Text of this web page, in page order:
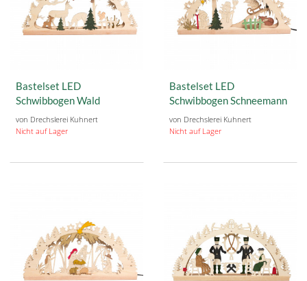
Bastelset LED
Schwibbogen Wald
von Drechslerei Kuhnert
Nicht auf Lager
Bastelset LED
Schwibbogen Schneemann
von Drechslerei Kuhnert
Nicht auf Lager